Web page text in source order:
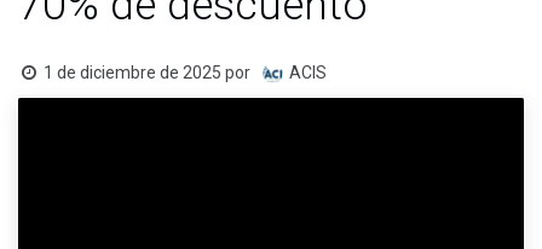
1 de diciembre de 2025 por ACIS